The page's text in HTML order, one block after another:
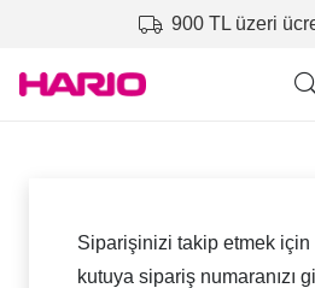
900 TL üzeri
Siparişinizi takip etmek için
kutuya sipariş numaranızı